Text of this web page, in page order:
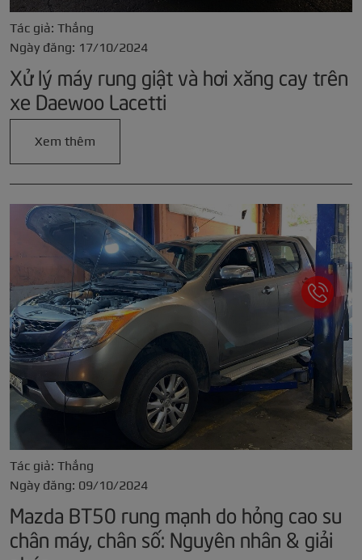
Tác giả: Thắng
Ngày đăng: 17/10/2024
Xử lý máy rung giật và hơi xăng cay trên
xe Daewoo Lacetti
Xem thêm
Tác giả: Thắng
Ngày đăng: 09/10/2024
Mazda BT50 rung mạnh do hỏng cao su
chân máy, chân số: Nguyên nhân & giải